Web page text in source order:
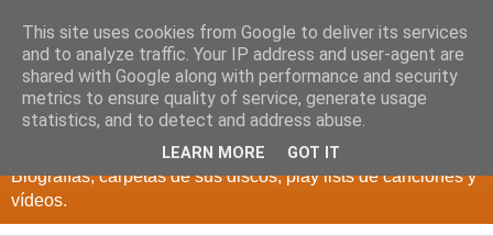
DISCOS PARA EL
RECUERDO
CANTANTES Y GRUPOS DE LOS AÑOS 1950 a 2022.
Biografías, carpetas de sus discos, play lists de canciones y
vídeos.
This site uses cookies from Google to deliver its services
and to analyze traffic. Your IP address and user-agent are
shared with Google along with performance and security
metrics to ensure quality of service, generate usage
statistics, and to detect and address abuse.
LEARN MORE GOT IT